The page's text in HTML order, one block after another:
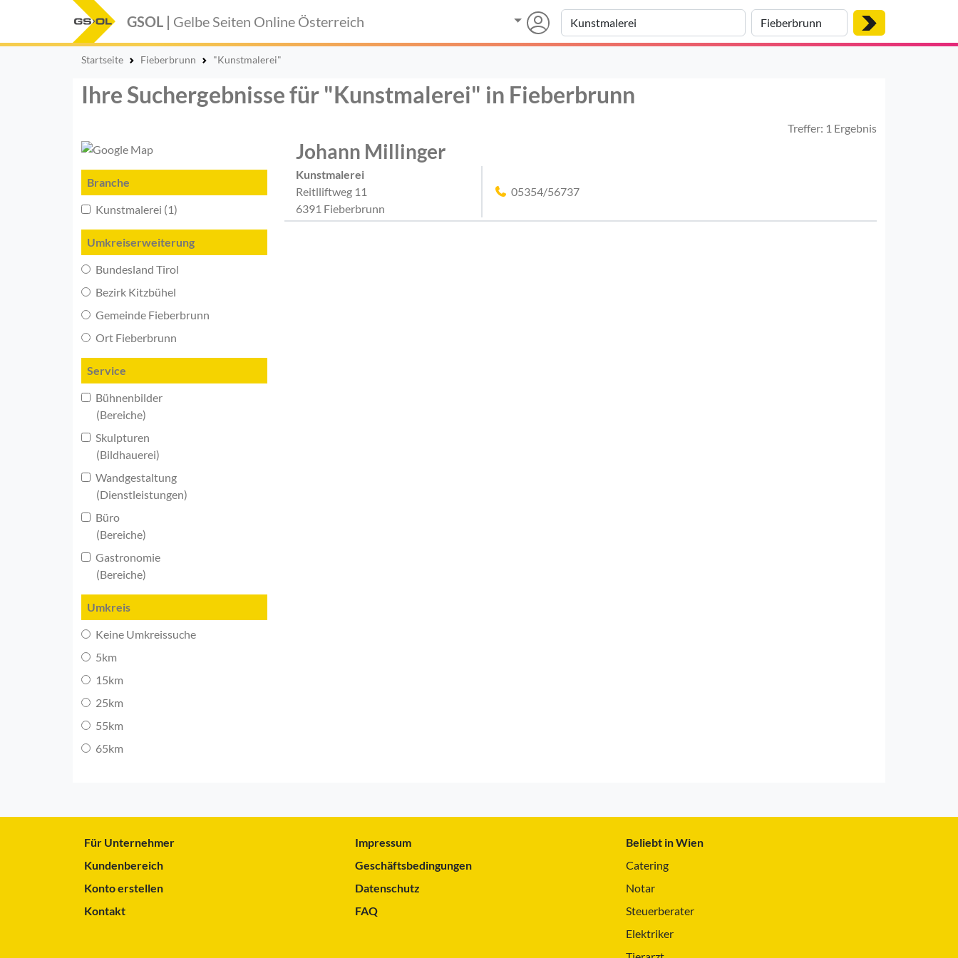
GSOL | Gelbe Seiten Online Österreich
Startseite Fieberbrunn "Kunstmalerei"
Ihre Suchergebnisse für "Kunstmalerei" in Fieberbrunn
Treffer: 1 Ergebnis
Branche
Kunstmalerei (1)
Umkreiserweiterung
Bundesland Tirol
Bezirk Kitzbühel
Gemeinde Fieberbrunn
Ort Fieberbrunn
Service
Bühnenbilder
(Bereiche)
Skulpturen
(Bildhauerei)
Wandgestaltung
(Dienstleistungen)
Büro
(Bereiche)
Gastronomie
(Bereiche)
Umkreis
Keine Umkreissuche
5km
15km
25km
55km
65km
Johann Millinger
Kunstmalerei
Reitlliftweg 11
6391 Fieberbrunn
05354/56737
Für Unternehmer
Kundenbereich
Konto erstellen
Kontakt
Impressum
Geschäftsbedingungen
Datenschutz
FAQ
Beliebt in Wien
Catering
Notar
Steuerberater
Elektriker